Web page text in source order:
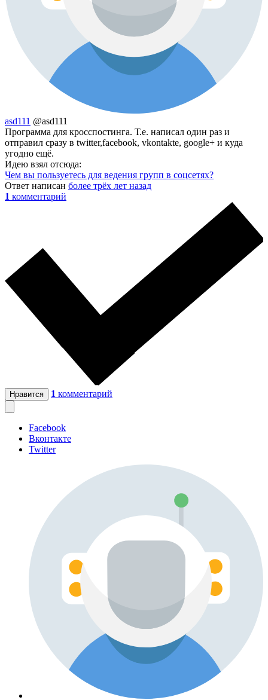
asd111 @asd111
Программа для кросспостинга. Т.е. написал один раз и
отправил сразу в twitter,facebook, vkontakte, google+ и куда
угодно ещё.
Идею взял отсюда:
Чем вы пользуетесь для ведения групп в соцсетях?
Ответ написан более трёх лет назад
1 комментарий
Нравится 1 комментарий
Facebook
Вконтакте
Twitter